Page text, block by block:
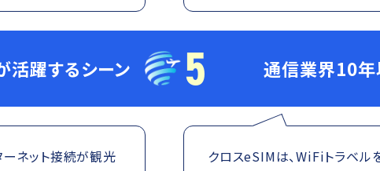
活躍するシーン
ーネット接続が観光
5 通信業界10年
クロスeSIMは、WiFiトラベ